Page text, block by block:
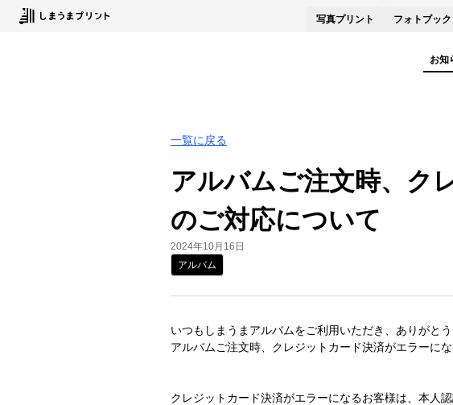
写真プリント フォトブック
お知
一覧に戻る
アルバムご注文時、ク
のご対応について
2024年10月16日
アルバム
いつもしまうまアルバムをご利用いただき、ありがとう
アルバムご注文時、クレジットカード決済がエラーに
クレジットカード決済がエラーになるお客様は、本人